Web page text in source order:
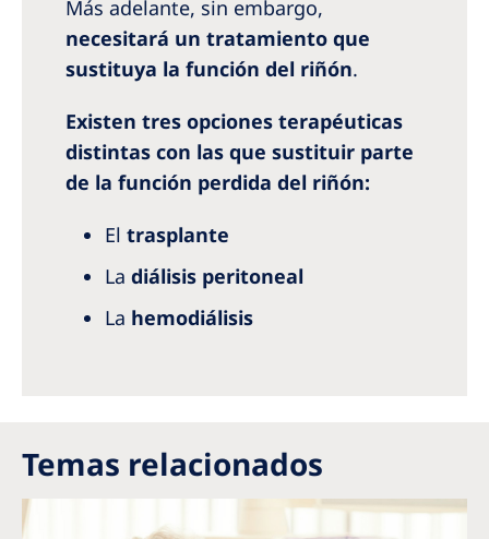
Más adelante, sin embargo,
necesitará un tratamiento que
sustituya la función del riñón.
Existen tres opciones terapéuticas
distintas con las que sustituir parte
de la función perdida del riñón:
El trasplante
La diálisis peritoneal
La hemodiálisis
Temas relacionados